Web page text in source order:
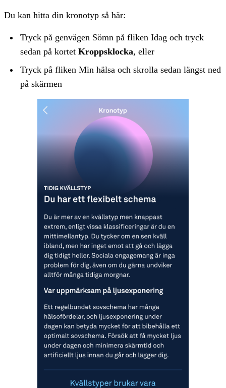
Du kan hitta din kronotyp så här:
Tryck på genvägen Sömn på fliken Idag och tryck
sedan på kortet Kroppsklocka, eller
Tryck på fliken Min hälsa och skrolla sedan längst ned
på skärmen